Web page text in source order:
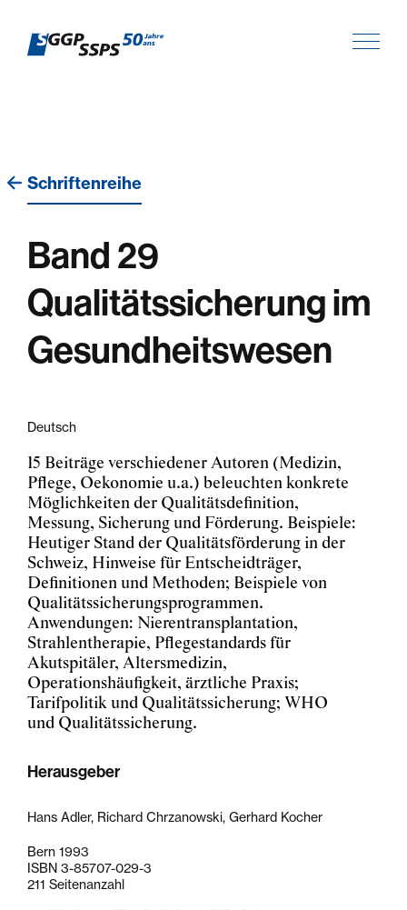
Schriftenreihe
Band 29
Qualitätssicherung im
Gesundheitswesen
Deutsch
15 Beiträge verschiedener Autoren (Medizin,
Pflege, Oekonomie u.a.) beleuchten konkrete
Möglichkeiten der Qualitätsdefinition,
Messung, Sicherung und Förderung. Beispiele:
Heutiger Stand der Qualitätsförderung in der
Schweiz, Hinweise für Entscheidträger,
Definitionen und Methoden; Beispiele von
Qualitätssicherungsprogrammen.
Anwendungen: Nierentransplantation,
Strahlentherapie, Pflegestandards für
Akutspitäler, Altersmedizin,
Operationshäufigkeit, ärztliche Praxis;
Tarifpolitik und Qualitätssicherung; WHO
und Qualitätssicherung.
Herausgeber
Hans Adler, Richard Chrzanowski, Gerhard Kocher
Bern 1993
ISBN 3-85707-029-3
211 Seitenanzahl